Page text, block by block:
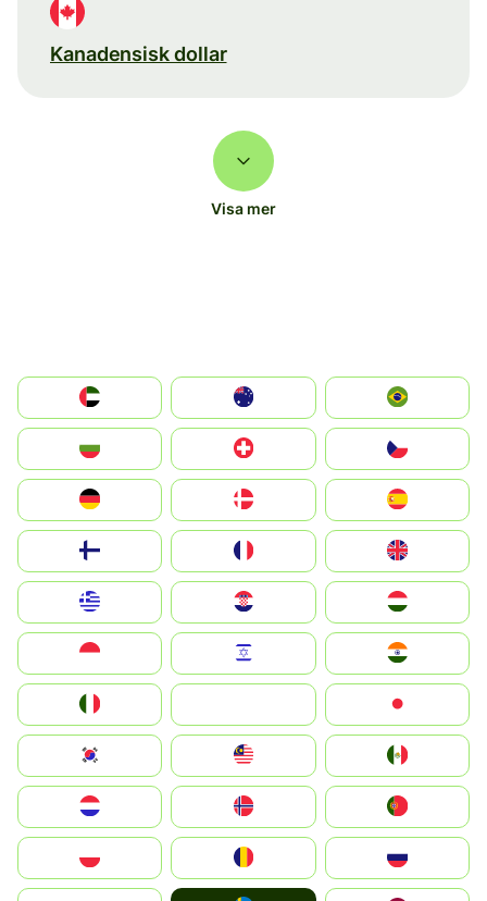
Kanadensisk dollar
Visa mer
الإمارات العربية المتحدة
Switzerland
Deutschland
United Kingdom
Magyarország
South Korea